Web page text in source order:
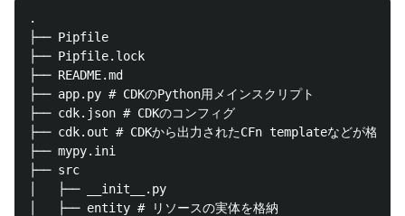
.
├── Pipfile
├── Pipfile.lock
├── README.md
├── app.py # CDKのPython用メインスクリプト
├── cdk.json # CDKのコンフィグ
├── cdk.out # CDKから出力されたCFn templateなどが格納さ
├── mypy.ini
├── src
│   ├── __init__.py
│   ├── entity # リソースの実体を格納